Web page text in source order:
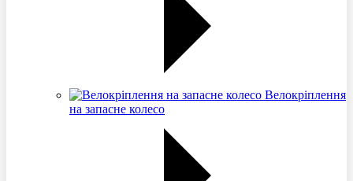
Велокріплення
на запасне колесо